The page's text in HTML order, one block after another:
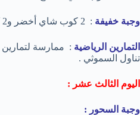
وجبة خفيفة : 2 كوب شاي أخضر و2 كوب خليط التوت .
التمارين الرياضية
تناول السموثي .
اليوم الثالث عشر :
وجبة السحور :